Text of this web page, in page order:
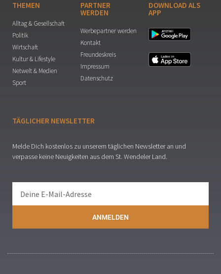
THEMEN
Alltag & Gesellschaft
Politik
Wirtschaft
Kultur & Lifestyle
Netwelt & Medien
Sport
PARTNER
WERDEN
Werbepartner werden
Kontakt
Freundeskreis
Impressum
Datenschutz
DOWNLOAD ALS
APP
TÄGLICHER NEWSLETTER
Melde Dich kostenlos zu unserem täglichen Newsletter an und
verpasse keine Neuigkeiten aus dem St. Wendeler Land.
ANMELDEN